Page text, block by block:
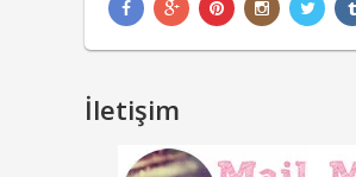
İletişim